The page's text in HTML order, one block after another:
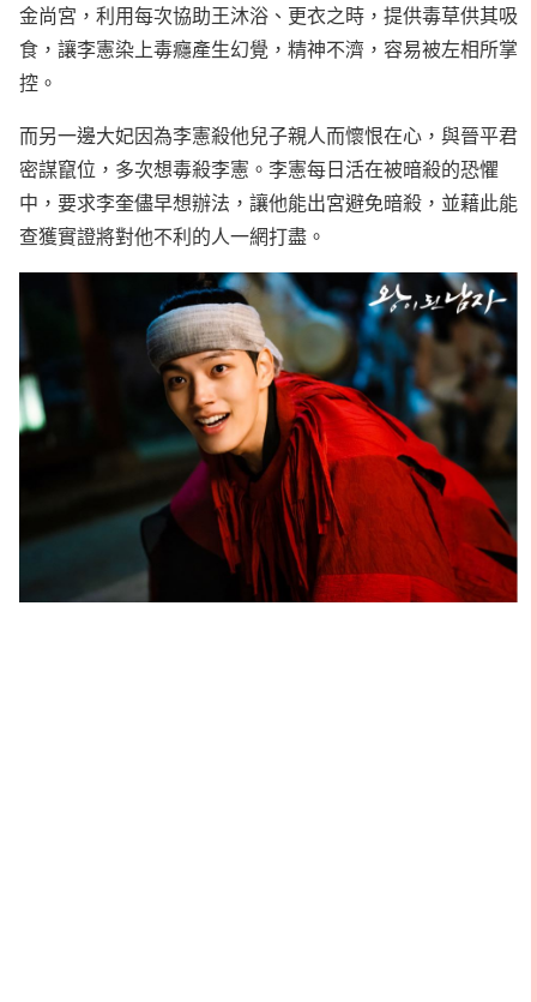
金尚宮，利用每次協助王沐浴、更衣之時，提供毒草供其吸
食，讓李憲染上毒癮產生幻覺，精神不濟，容易被左相所掌
控。
而另一邊大妃因為李憲殺他兒子親人而懷恨在心，與晉平君
密謀竄位，多次想毒殺李憲。李憲每日活在被暗殺的恐懼
中，要求李奎儘早想辦法，讓他能出宮避免暗殺，並藉此能
查獲實證將對他不利的人一網打盡。